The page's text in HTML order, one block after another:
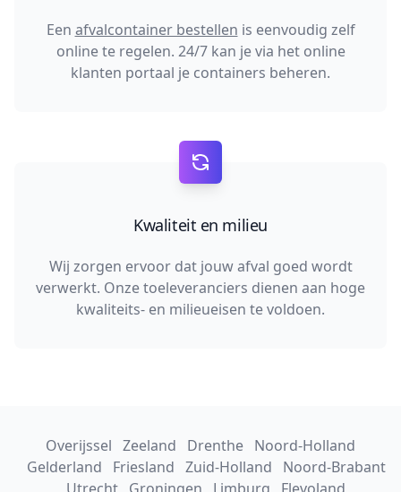
Een afvalcontainer bestellen is eenvoudig zelf
online te regelen. 24/7 kan je via het online
klanten portaal je containers beheren.
Kwaliteit en milieu
Wij zorgen ervoor dat jouw afval goed wordt
verwerkt. Onze toeleveranciers dienen aan hoge
kwaliteits- en milieueisen te voldoen.
Overijssel Zeeland Drenthe Noord-Holland
Gelderland
Friesland Zuid-Holland
Noord-Brabant